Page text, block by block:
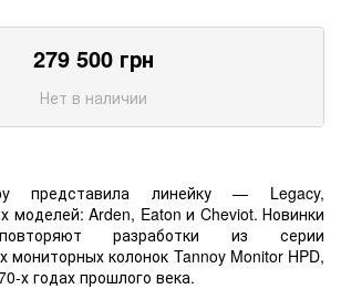
279 500грн
Нет в наличии
представила линейку — Legacy,
моделей: Arden, Eaton и Cheviot. Новинки
разработки из серии
мониторных колонок Tannoy Monitor HPD,
70-х годах прошлого века.